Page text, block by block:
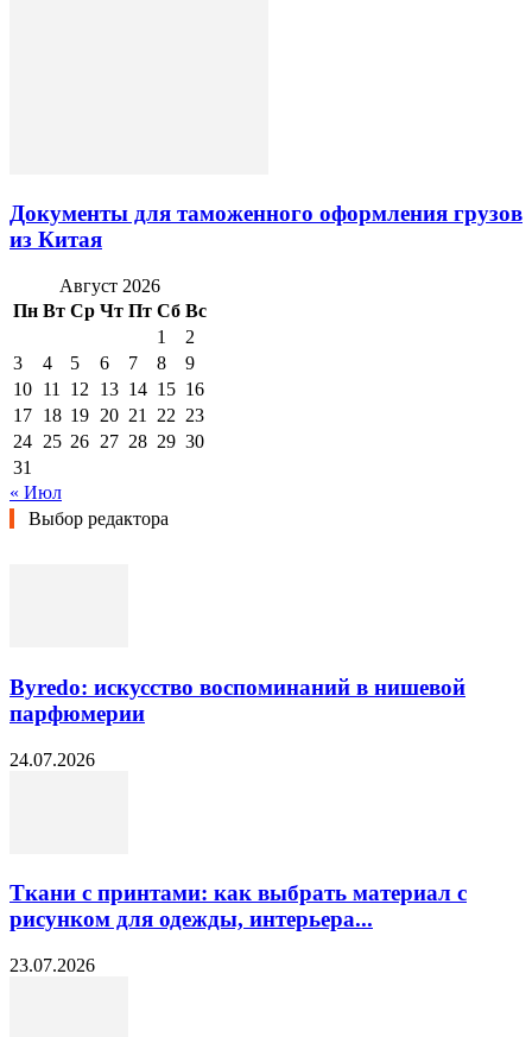
Документы для таможенного оформления грузов
из Китая
Август 2026
Пн Вт Ср Чт Пт Сб Вс
1
2
3
4 5 6 7 8
9
10 11 12 13 14 15 16
17 18 19 20 21 22 23
24 25 26 27 28 29 30
31
« Июл
Выбор редактора
Byredo: искусство воспоминаний в нишевой
парфюмерии
24.07.2026
Ткани с принтами: как выбрать материал с
рисунком для одежды, интерьера...
23.07.2026